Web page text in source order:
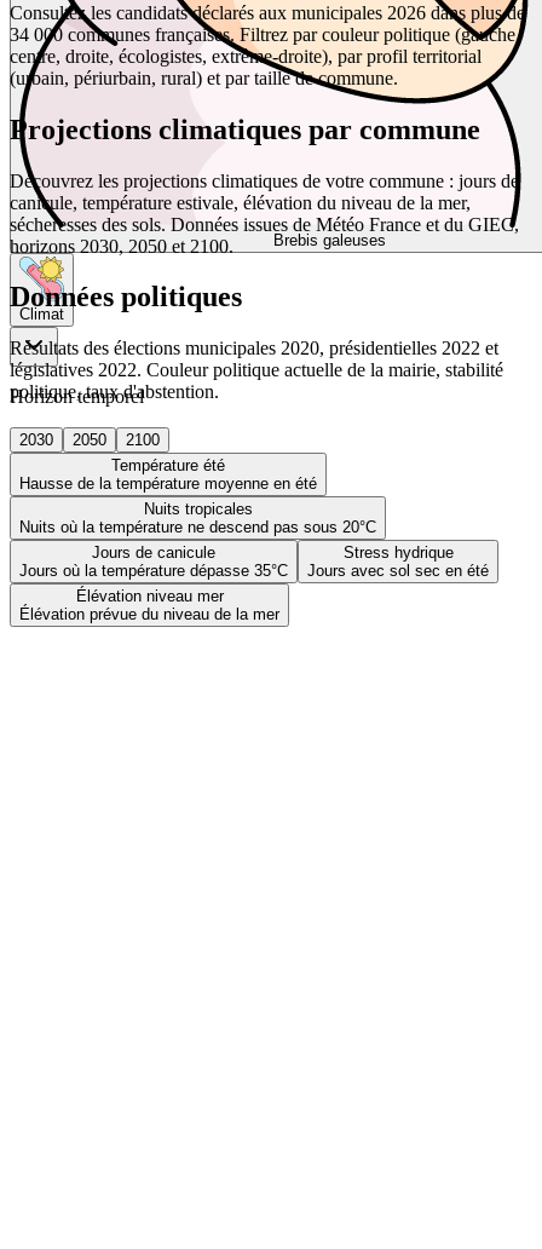
Brebis galeuses
Climat
Horizon temporel
2030 2050
2100
Température été
Hausse de la température moyenne en été
Nuits tropicales
Nuits où la température ne descend pas sous 20°C
Jours de canicule
Jours où la température dépasse 35°C
Stress hydrique
Jours avec sol sec en été
Élévation niveau mer
Élévation prévue du niveau de la mer
Consultez les candidats déclarés aux municipales 2026 dans plus de
34 000 communes françaises. Filtrez par couleur politique (gauche,
centre, droite, écologistes, extrême-droite), par profil territorial
(urbain, périurbain, rural) et par taille de commune.
Projections climatiques par commune
Découvrez les projections climatiques de votre commune : jours de
canicule, température estivale, élévation du niveau de la mer,
sécheresses des sols. Données issues de Météo France et du GIEC,
horizons 2030, 2050 et 2100.
Données politiques
Résultats des élections municipales 2020, présidentielles 2022 et
législatives 2022. Couleur politique actuelle de la mairie, stabilité
politique, taux d'abstention.